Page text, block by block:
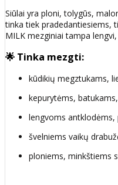
Siūlai yra ploni, tolygūs,
tinka tiek pradedantiesiems,
MILK mezginiai tampa
🌟 Tinka mezgti:
kūdikių megztukams,
kepurytėms,
lengvoms antklodėms,
švelniems vaikų
ploniems, minkštiems